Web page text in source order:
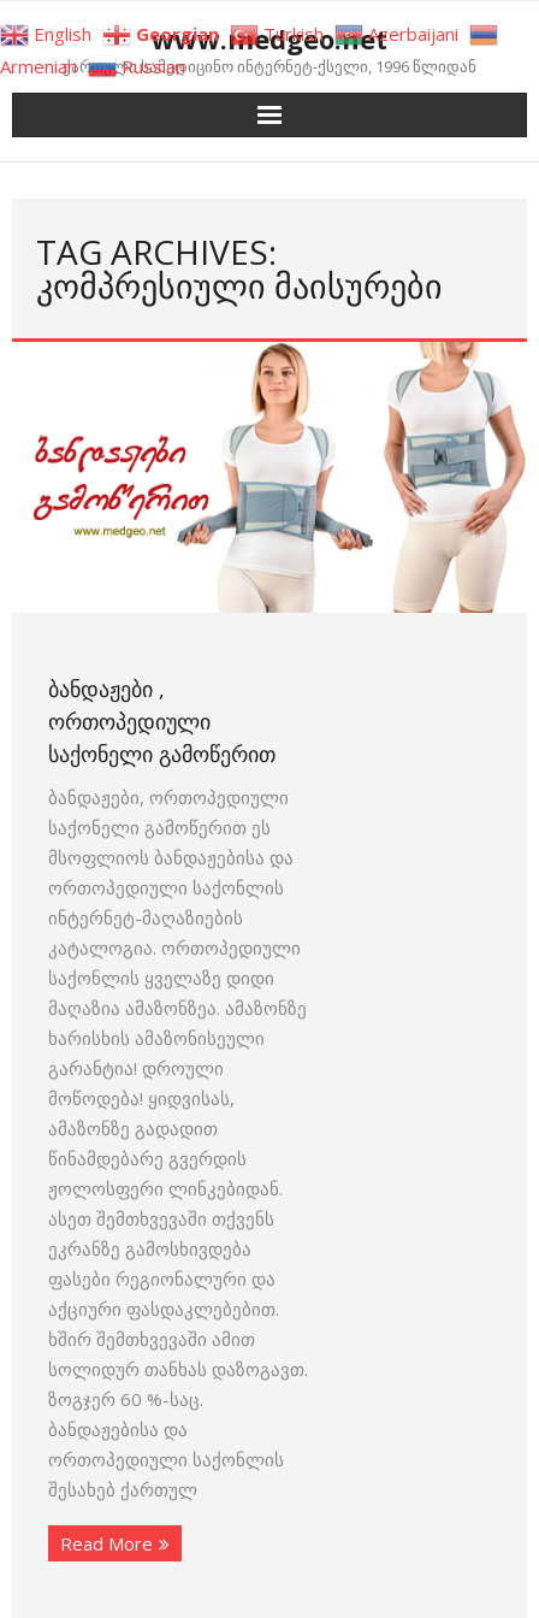
to
content
www.medgeo.net
ქართული სამედიცინო ინტერნეტ-ქსელი, 1996 წლიდან
TAG ARCHIVES:
ᲙᲝᲛᲞᲠᲔᲡᲘᲣᲚᲘ ᲛᲐᲘᲡᲣᲠᲔᲑᲘ
ᲑᲐᲜᲓᲐᲟᲔᲑᲘ ,
ᲝᲠᲗᲝᲞᲔᲓᲘᲣᲚᲘ
ᲡᲐᲥᲝᲜᲔᲚᲘ ᲒᲐᲛᲝᲬᲔᲠᲘᲗ
ბანდაჟები, ორთოპედიული
საქონელი გამოწერით ეს
მსოფლიოს ბანდაჟებისა და
ორთოპედიული საქონლის
ინტერნეტ-მაღაზიების
კატალოგია. ორთოპედიული
საქონლის ყველაზე დიდი
მაღაზია ამაზონზეა. ამაზონზე
ხარისხის ამაზონისეული
გარანტია! დროული
მოწოდება! ყიდვისას,
ამაზონზე გადადით
წინამდებარე გვერდის
ჟოლოსფერი ლინკებიდან.
ასეთ შემთხვევაში თქვენს
ეკრანზე გამოსხივდება
ფასები რეგიონალური და
აქციური ფასდაკლებებით.
ხშირ შემთხვევაში ამით
სოლიდურ თანხას დაზოგავთ.
ზოგჯერ 60 %-საც.
ბანდაჟებისა და
ორთოპედიული საქონლის
შესახებ ქართულ
Read More
English Georgian Turkish
Azerbaijani
Armenian
Russian